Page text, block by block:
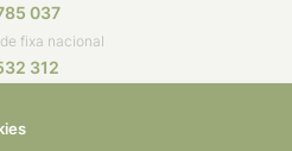
037
fixa nacional
312